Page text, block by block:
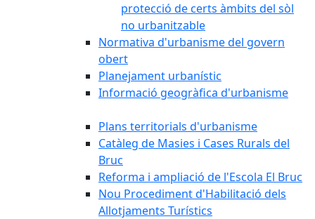
protecció de certs àmbits del sòl
no urbanitzable
Normativa d'urbanisme del govern
obert
Planejament urbanístic
Informació geogràfica d'urbanisme
Plans territorials d'urbanisme
Catàleg de Masies i Cases Rurals del
Bruc
Reforma i ampliació de l'Escola El Bruc
Nou Procediment d'Habilitació dels
Allotjaments Turístics